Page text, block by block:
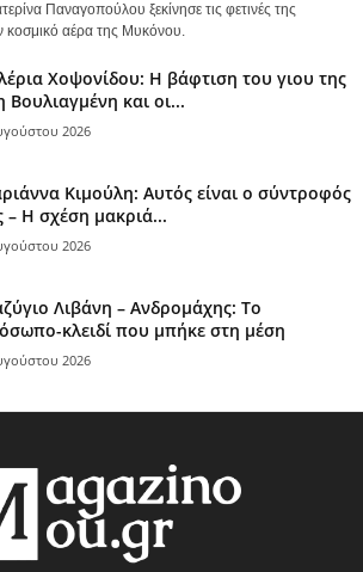
Παναγοπούλου ξεκίνησε τις φετινές της
κοσμικό αέρα της Μυκόνου.
Χοψονίδου: Η βάφτιση του γιου της
Βουλιαγμένη και οι...
2026
Κιμούλη: Αυτός είναι ο σύντροφός
– Η σχέση μακριά...
2026
Λιβάνη – Ανδρομάχης: Το
κλειδί που μπήκε στη μέση
2026